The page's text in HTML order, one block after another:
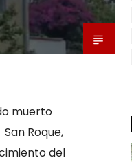
muerto
Roque,
del